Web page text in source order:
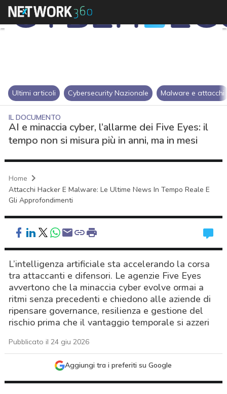
Ultimi articoli Cybersecurity Nazionale Malware e attacchi
IL DOCUMENTO
AI e minaccia cyber, l’allarme dei Five Eyes: il
tempo non si misura più in anni, ma in mesi
Home
Attacchi Hacker E Malware: Le Ultime News In Tempo Reale E
Gli Approfondimenti
L’intelligenza artificiale sta accelerando la corsa
tra attaccanti e difensori. Le agenzie Five Eyes
avvertono che la minaccia cyber evolve ormai a
ritmi senza precedenti e chiedono alle aziende di
ripensare governance, resilienza e gestione del
rischio prima che il vantaggio temporale si azzeri
Pubblicato il 24 giu 2026
Aggiungi tra i preferiti su Google